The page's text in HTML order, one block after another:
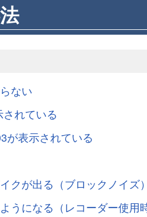
ない
れている
が表示されている
クが出る（ブロックノイズ）
うになる（レコーダー使用時